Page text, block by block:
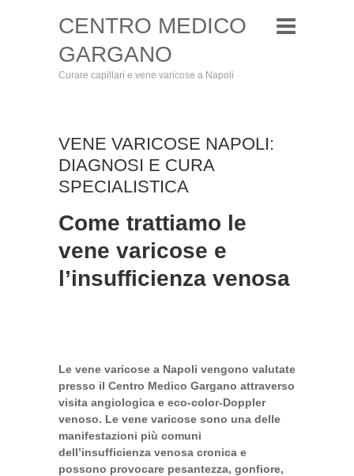
CENTRO MEDICO
GARGANO
Curare capillari e vene varicose a Napoli
VENE VARICOSE NAPOLI:
DIAGNOSI E CURA
SPECIALISTICA
Come trattiamo le
vene varicose e
l’insufficienza venosa
Le vene varicose a Napoli vengono valutate
presso il Centro Medico Gargano attraverso
visita angiologica e eco-color-Doppler
venoso. Le vene varicose sono una delle
manifestazioni più comuni
dell’insufficienza venosa cronica e
possono provocare pesantezza, gonfiore,